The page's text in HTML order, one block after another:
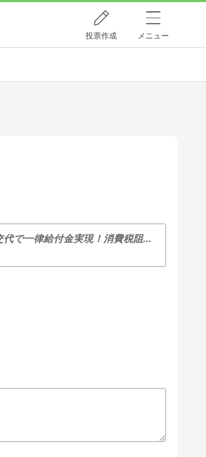
投票作成 メニュー
上は政治から下は会社や地域まで、つくづく日本には民主主義は根付いていないのではないか？政権交代で一律給付金実現！消費税阻止！民主主義復活！そして安倍は逮捕だ！！: 阿部晋造のBAKA殿様 トホホ劇場